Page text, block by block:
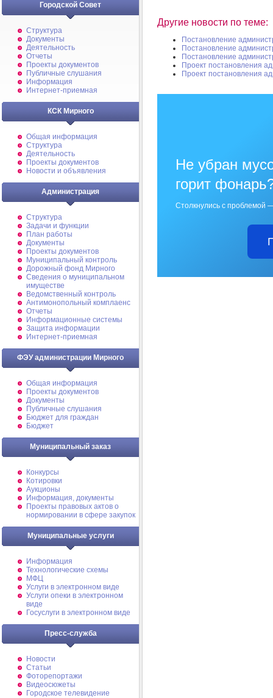
Городской Совет
Структура
Документы
Деятельность
Отчеты
Проекты документов
Публичные слушания
Информация
Интернет-приемная
КСК Мирного
Общая информация
Структура
Деятельность
Проекты документов
Новости и объявления
Администрация
Структура
Задачи и функции
План работы
Документы
Проекты документов
Муниципальный контроль
Дорожный фонд Мирного
Cведения о муниципальном
имуществе
Ведомственный контроль
Антимонопольный комплаенс
Отчеты
Информационные системы
Защита информации
Интернет-приемная
ФЭУ администрации Мирного
Общая информация
Проекты документов
Документы
Публичные слушания
Бюджет для граждан
Бюджет
Муниципальный заказ
Конкурсы
Котировки
Аукционы
Информация, документы
Проекты правовых актов о
нормировании в сфере закупок
Муниципальные услуги
Информация
Технологические схемы
МФЦ
Услуги в электронном виде
Услуги опеки в электронном
виде
Госуслуги в электронном виде
Пресс-служба
Новости
Статьи
Фоторепортажи
Видеосюжеты
Городское телевидение
Другие новости по теме:
Постановление
Постановление
Постановление
Проект постановления
Проект постановления
Не убран
горит
Столкнулись с проблемой